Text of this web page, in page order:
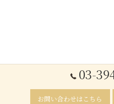
03-
お問い合わせはこちら